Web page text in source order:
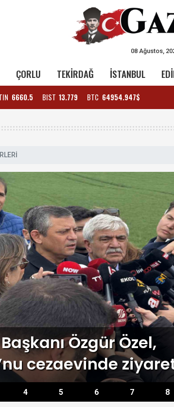
08 Ağustos,
ÇORLU TEKİRDAĞ İSTANBUL
6660.5 BIST 13.779 BTC 64954.947$
Özgür Özel,
cezaevinde
4 5 6 7 8